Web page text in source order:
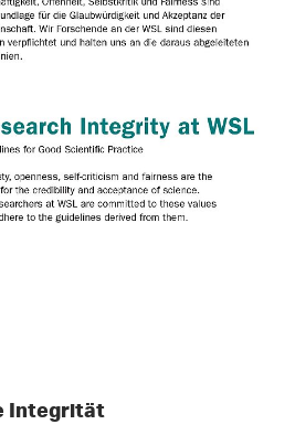
Integrität